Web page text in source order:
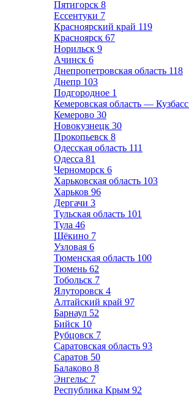
Пятигорск 8
Ессентуки 7
Красноярский край 119
Красноярск 67
Норильск 9
Ачинск 6
Днепропетровская область 118
Днепр 103
Подгородное 1
Кемеровская область — Кузбасс
Кемерово 30
Новокузнецк 30
Прокопьевск 8
Одесская область 111
Одесса 81
Черноморск 6
Харьковская область 103
Харьков 96
Дергачи 3
Тульская область 101
Тула 46
Щёкино 7
Узловая 6
Тюменская область 100
Тюмень 62
Тобольск 7
Ялуторовск 4
Алтайский край 97
Барнаул 52
Бийск 10
Рубцовск 7
Саратовская область 93
Саратов 50
Балаково 8
Энгельс 7
Республика Крым 92